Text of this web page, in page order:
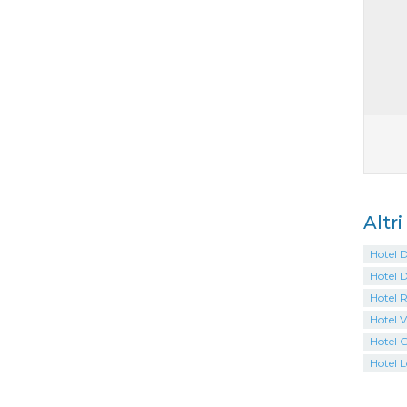
Altri
Hotel
Hotel
Hotel
Hotel
Hotel
Hotel